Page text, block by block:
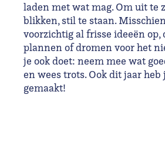
laden met wat mag. Om uit te
blikken, stil te staan.
voorzichtig al frisse ideeën op,
plannen of dromen voor het
je ook doet: neem mee wat
en wees trots. Ook dit jaar heb
gemaakt!